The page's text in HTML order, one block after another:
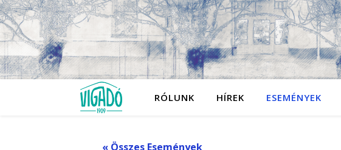
RÓLUNK HÍREK ESEMÉNYEK
« Összes Események